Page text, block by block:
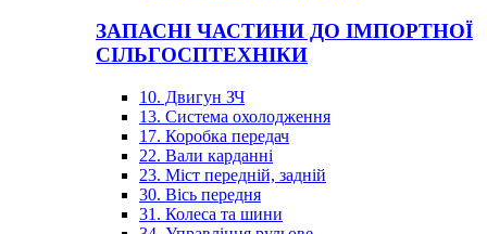
ЗАПАСНІ ЧАСТИНИ ДО ІМПОРТНОЇ
СІЛЬГОСПТЕХНІКИ
10. Двигун ЗЧ
13. Система охолодження
17. Коробка передач
22. Вали карданні
23. Міст передній, задній
30. Вісь передня
31. Колеса та шини